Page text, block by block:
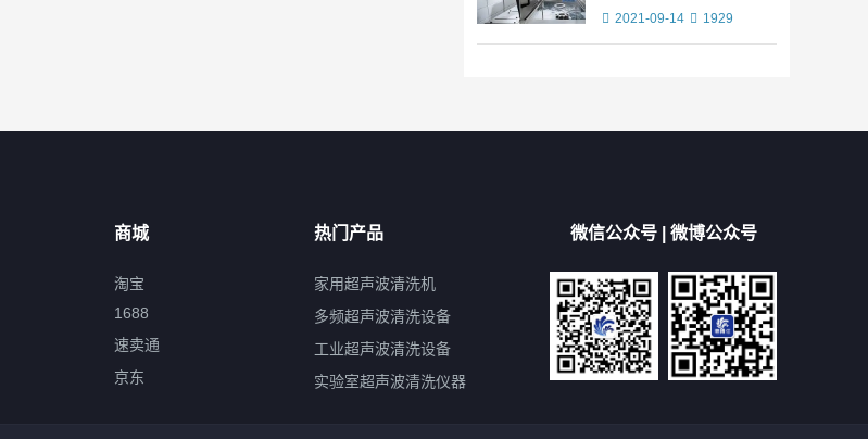
2021-09-14 1929
商城
淘宝
1688
速卖通
京东
热门产品
家用超声波清洗机
多频超声波清洗设备
工业超声波清洗设备
实验室超声波清洗仪器
微信公众号 | 微博公众号